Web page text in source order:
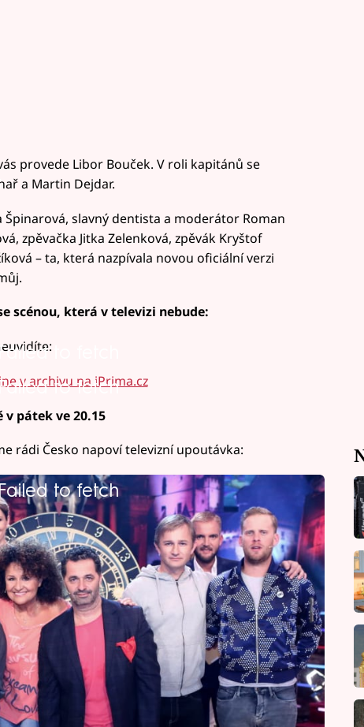
provede Libor Bouček. V roli kapitánů se
a Martin Dejdar.
Špinarová, slavný dentista a moderátor Roman
zpěvačka Jitka Zelenková, zpěvák Kryštof
– ta, která nazpívala novou oficiální verzi
scénou, která v televizi nebude:
to fetch
to fetch
v archivu na iPrima.cz
v pátek ve 20.15
rádi Česko napoví televizní upoutávka:
to fetch